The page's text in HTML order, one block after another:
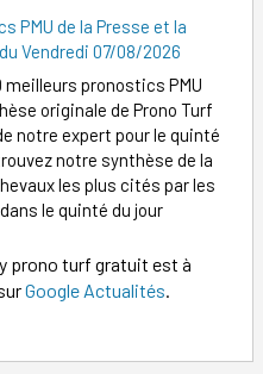
PMU de la Presse et la
Vendredi 07/08/2026
meilleurs pronostics PMU
originale de Prono Turf
notre expert pour le quinté
notre synthèse de la
les plus cités par les
le quinté du jour
prono turf gratuit est à
Google Actualités.